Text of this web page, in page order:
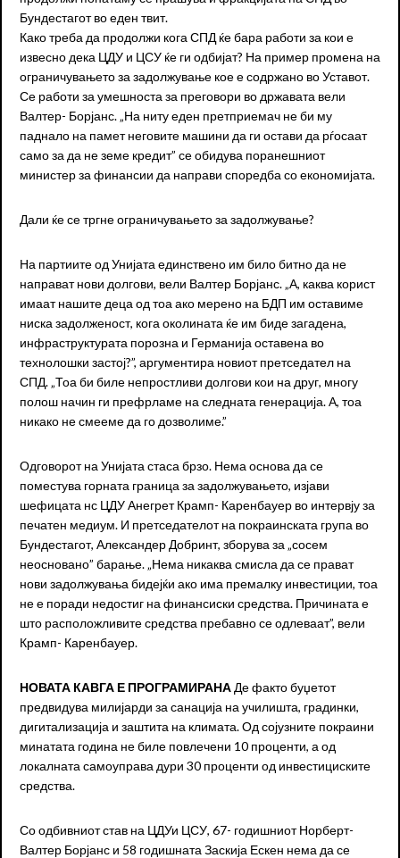
Бундестагот во еден твит.
Како треба да продолжи кога СПД ќе бара работи за кои е
извесно дека ЦДУ и ЦСУ ќе ги одбијат? На пример промена на
ограничувањето за задолжување кое е содржано во Уставот.
Се работи за умешноста за преговори во државата вели
Валтер- Борјанс. „На ниту еден претприемач не би му
паднало на памет неговите машини да ги остави да рѓосаат
само за да не земе кредит” се обидува поранешниот
министер за финансии да направи споредба со економијата.
Дали ќе се тргне ограничувањето за задолжување?
На партиите од Унијата единствено им било битно да не
направат нови долгови, вели Валтер Борјанс. „А, каква корист
имаат нашите деца од тоа ако мерено на БДП им оставиме
ниска задолженост, кога околината ќе им биде загадена,
инфраструктурата порозна и Германија оставена во
технолошки застој?”, аргументира новиот претседател на
СПД. „Тоа би биле непростливи долгови кои на друг, многу
полош начин ги префрламе на следната генерација. А, тоа
никако не смееме да го дозволиме.”
Одговорот на Унијата стаса брзо. Нема основа да се
поместува горната граница за задолжувањето, изјави
шефицата нс ЦДУ Анегрет Крамп- Каренбауер во интервју за
печатен медиум. И претседателот на покраинската група во
Бундестагот, Александер Добринт, зборува за „сосем
неосновано” барање. „Нема никаква смисла да се прават
нови задолжувања бидејќи ако има премалку инвестиции, тоа
не е поради недостиг на финансиски средства. Причината е
што расположливите средства пребавно се одлеваат”, вели
Крамп- Каренбауер.
НОВАТА КАВГА Е ПРОГРАМИРАНА Де факто буџетот
предвидува милијарди за санација на училишта, градинки,
дигитализација и заштита на климата. Од сојузните покраини
минатата година не биле повлечени 10 проценти, а од
локалната самоуправа дури 30 проценти од инвестициските
средства.
Со одбивниот став на ЦДУи ЦСУ, 67- годишниот Норберт-
Валтер Борјанс и 58 годишната Заскија Ескен нема да се